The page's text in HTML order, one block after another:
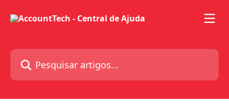
Pesquisar artigos...